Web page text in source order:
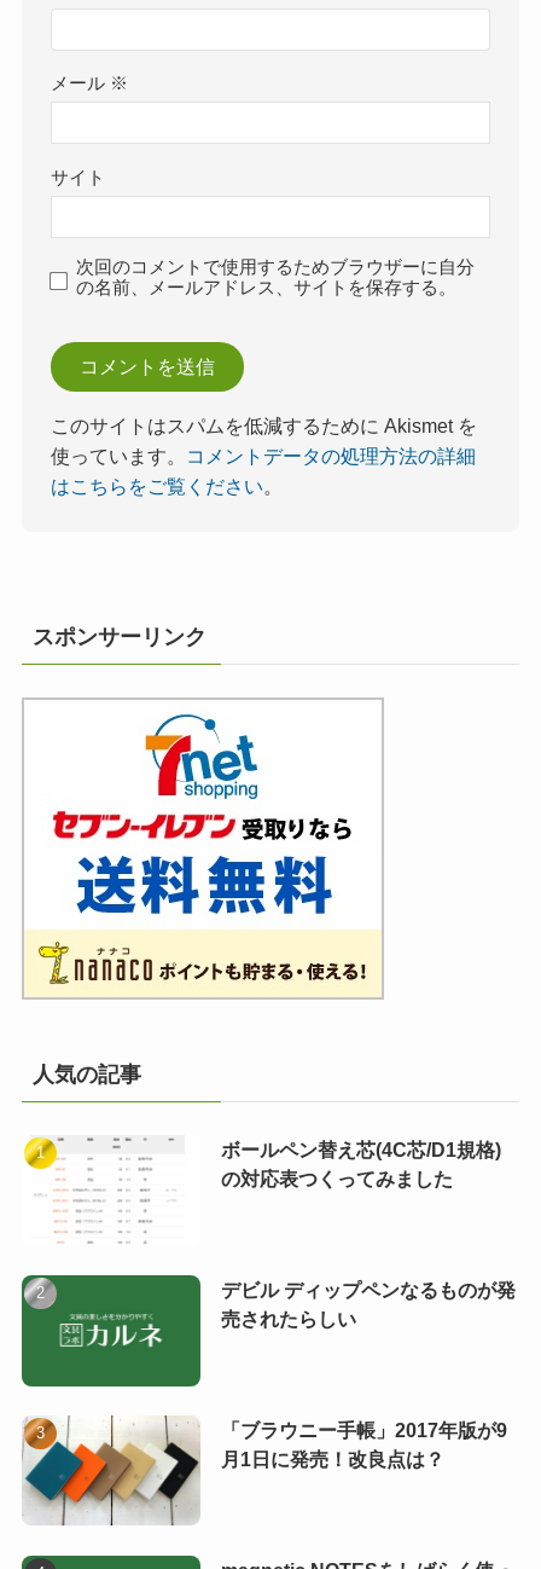
メール ※
サイト
次回のコメントで使用するためブラウザーに自分
の名前、メールアドレス、サイトを保存する。
このサイトはスパムを低減するために Akismet を
使っています。
コメントデータの処理方法の詳細
はこちらをご覧ください。
スポンサーリンク
人気の記事
ボールペン替え芯(4C芯/D1規格)
の対応表つくってみました
デビル ディップペンなるものが発
売されたらしい
「ブラウニー手帳」2017年版が9
月1日に発売！改良点は？